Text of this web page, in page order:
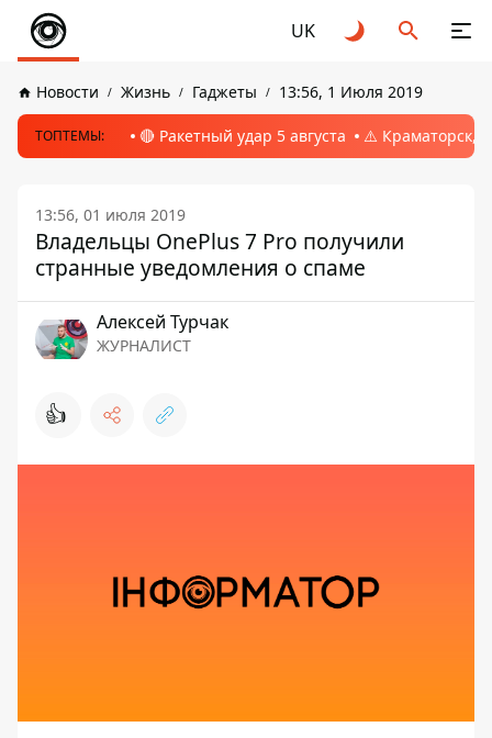
UK
Новости Жизнь Гаджеты 13:56, 1 Июля 2019
ТОПТЕМЫ: 🔴 Ракетный удар 5 августа ⚠️ Краматорск,
13:56, 01 июля 2019
Владельцы OnePlus 7 Pro получили
странные уведомления о спаме
Алексей Турчак
ЖУРНАЛИСТ
👍